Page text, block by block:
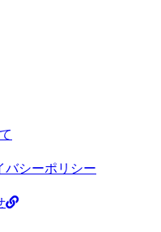
バシーポリシー